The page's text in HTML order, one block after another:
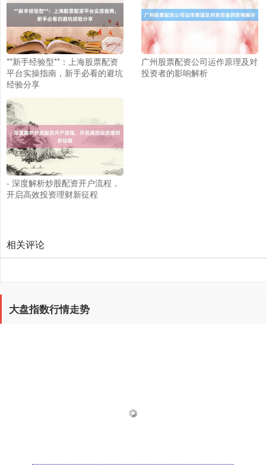
**新手经验型**：上海股票配资
平台实操指南，新手必看的避坑
经验分享
广州股票配资公司运作原理及对
投资者的影响解析
- 深度解析炒股配资开户流程，
开启高效投资理财新征程
相关评论
大盘指数行情走势